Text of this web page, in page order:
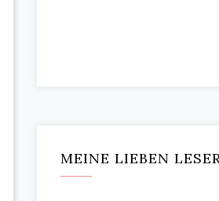
MEINE LIEBEN